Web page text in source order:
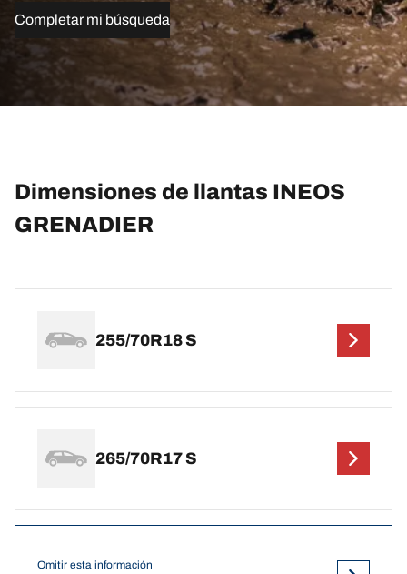
Completar mi búsqueda
Dimensiones de llantas INEOS
GRENADIER
255/70R18 S
265/70R17 S
Omitir esta información